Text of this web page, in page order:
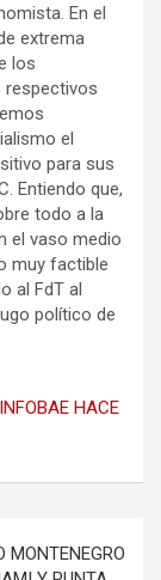
En el
extrema
los
respectivos
el
para sus
Entiendo que,
todo a la
el vaso medio
muy factible
al FdT al
político de
HACE
MONTENEGRO